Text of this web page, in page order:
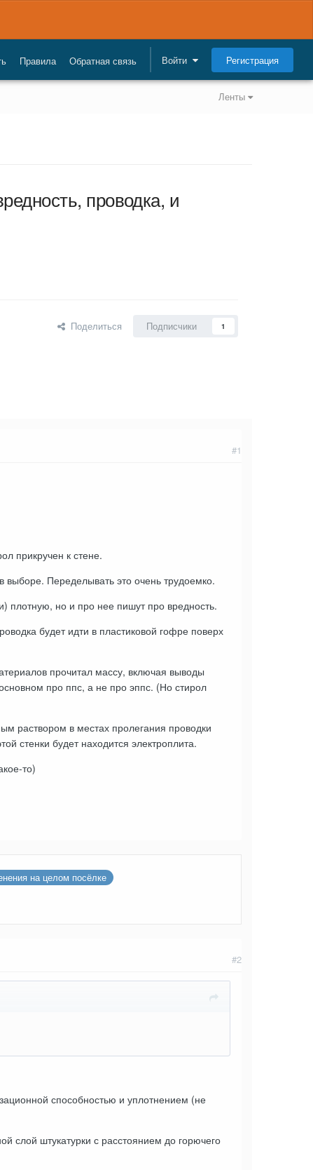
Правила Обратная связь Войти Регистрация
Ленты
проводка, и
Поделиться Подписчики 1
#1
прикручен к стене.
выборе. Переделывать это очень трудоемко.
плотную, но и про нее пишут про вредность.
будет идти в пластиковой гофре поверх
прочитал массу, включая выводы
про ппс, а не про эппс. (Но стирол
раствором в местах пролегания проводки
стенки будет находится электроплита.
то)
на целом посёлке
#2
способностью и уплотнением (не
слой штукатурки с расстоянием до горючего